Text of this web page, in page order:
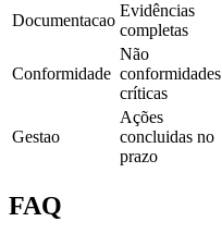
Documentacao
Evidências
completas
Conformidade
Não
conformidades
críticas
Gestao
Ações
concluidas no
prazo
FAQ